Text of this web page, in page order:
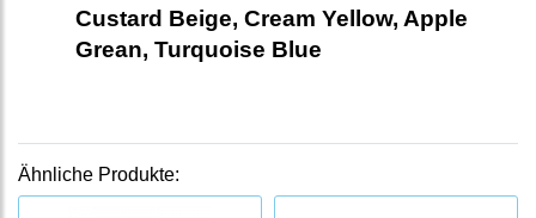
Custard Beige, Cream Yellow, Apple
Grean, Turquoise Blue
Ähnliche Produkte: